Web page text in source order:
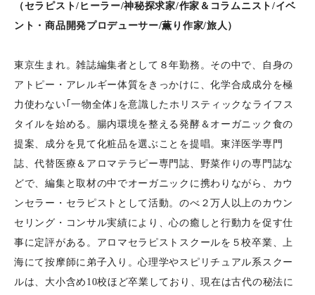
（セラピスト/ヒーラー/神秘探求家/作家＆コラムニスト/イベ
ント・商品開発プロデューサー/薫り作家/旅人）
東京生まれ。雑誌編集者として８年勤務。その中で、自身の
アトピー・アレルギー体質をきっかけに、化学合成成分を極
力使わない｢一物全体｣を意識したホリスティックなライフス
タイルを始める。腸内環境を整える発酵＆オーガニック食の
提案、成分を見て化粧品を選ぶことを提唱。東洋医学専門
誌、代替医療＆アロマテラピー専門誌、野菜作りの専門誌な
どで、編集と取材の中でオーガニックに携わりながら、カウ
ンセラー・セラピストとして活動。のべ２万人以上のカウン
セリング・コンサル実績により、心の癒しと行動力を促す仕
事に定評がある。アロマセラピストスクールを５校卒業、上
海にて按摩師に弟子入り。心理学やスピリチュアル系スクー
ルは、大小含め10校ほど卒業しており、現在は古代の秘法に